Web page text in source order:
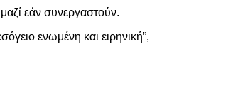
εάν συνεργαστούν.
ενωμένη και ειρηνική”,